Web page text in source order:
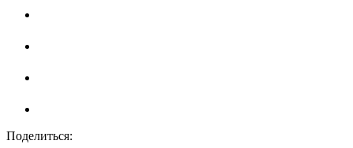
Поделиться: